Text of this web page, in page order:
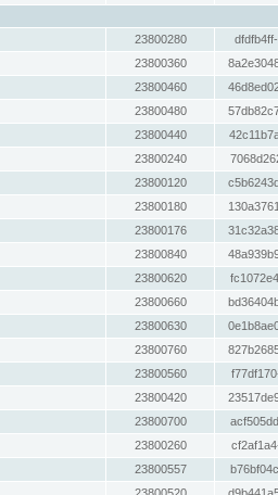
23800280
23800360
23800460
23800480
23800440
23800240
23800120
23800180
23800176
23800840
23800620
23800660
23800630
23800760
23800560
23800420
23800700
23800260
23800557